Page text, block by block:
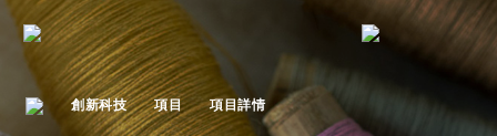
創新科技 項目 項目詳情